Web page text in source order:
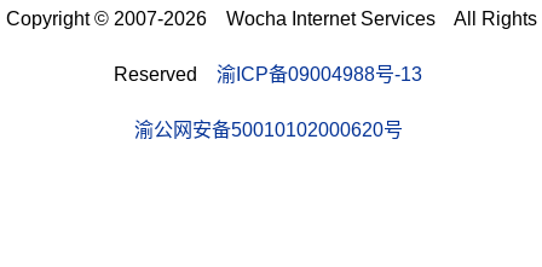
Copyright © 2007-2026 Wocha Internet Services All Rights
Reserved 渝ICP备09004988号-13
渝公网安备50010102000620号